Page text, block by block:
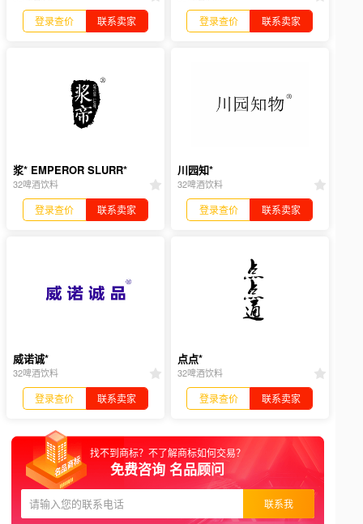
登录查价 联系卖家 登录查价 联系卖家
浆* EMPEROR SLURR*
32啤酒饮料
登录查价 联系卖家
川园知*
32啤酒饮料
登录查价 联系卖家
威诺诚*
32啤酒饮料
登录查价 联系卖家
点点*
32啤酒饮料
登录查价 联系卖家
找不到商标？不了解商标如何交易？
免费咨询 名品顾问
联系我